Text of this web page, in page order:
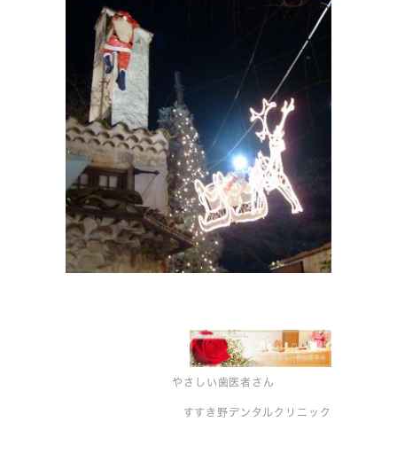
やさしい歯医者さん
すすき野デンタルクリニック